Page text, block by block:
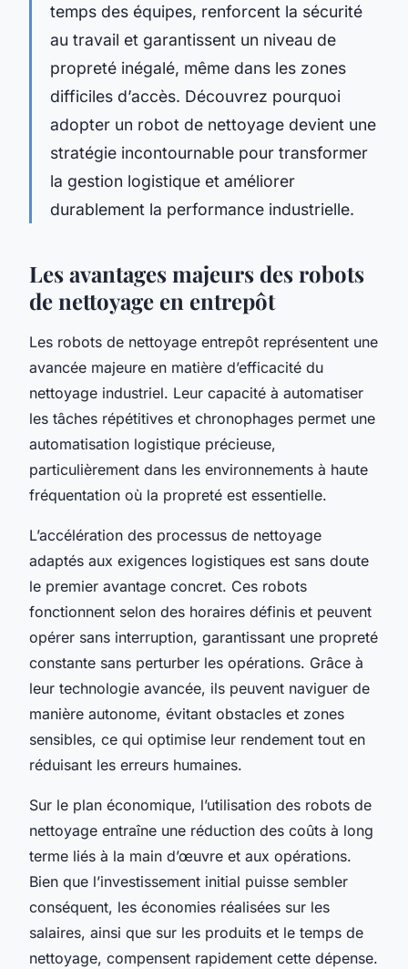
temps des équipes, renforcent la sécurité
au travail et garantissent un niveau de
propreté inégalé, même dans les zones
difficiles d’accès. Découvrez pourquoi
adopter un robot de nettoyage devient une
stratégie incontournable pour transformer
la gestion logistique et améliorer
durablement la performance industrielle.
Les avantages majeurs des robots
de nettoyage en entrepôt
Les robots de nettoyage entrepôt représentent une
avancée majeure en matière d’efficacité du
nettoyage industriel. Leur capacité à automatiser
les tâches répétitives et chronophages permet une
automatisation logistique précieuse,
particulièrement dans les environnements à haute
fréquentation où la propreté est essentielle.
L’accélération des processus de nettoyage
adaptés aux exigences logistiques est sans doute
le premier avantage concret. Ces robots
fonctionnent selon des horaires définis et peuvent
opérer sans interruption, garantissant une propreté
constante sans perturber les opérations. Grâce à
leur technologie avancée, ils peuvent naviguer de
manière autonome, évitant obstacles et zones
sensibles, ce qui optimise leur rendement tout en
réduisant les erreurs humaines.
Sur le plan économique, l’utilisation des robots de
nettoyage entraîne une réduction des coûts à long
terme liés à la main d’œuvre et aux opérations.
Bien que l’investissement initial puisse sembler
conséquent, les économies réalisées sur les
salaires, ainsi que sur les produits et le temps de
nettoyage, compensent rapidement cette dépense.